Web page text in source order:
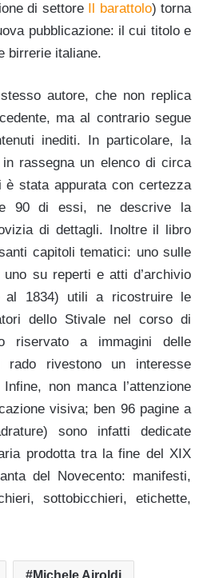
di settore
Il barattolo) torna
pubblicazione: il cui titolo e
birrerie italiane.
autore, che non replica
ma al contrario segue
inediti. In particolare, la
rassegna un elenco di circa
stata appurata con certezza
90 di essi, ne descrive la
di dettagli. Inoltre il libro
capitoli tematici: uno sulle
su reperti e atti d’archivio
al 1834) utili a ricostruire le
dello Stivale nel corso di
riservato a immagini delle
rivestono un interesse
non manca l’attenzione
visiva; ben 96 pagine a
sono infatti dedicate
prodotta tra la fine del XIX
del Novecento: manifesti,
sottobicchieri, etichette,